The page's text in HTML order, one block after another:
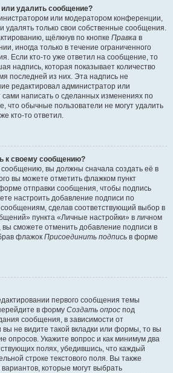
или удалить сообщение?
или модератором конференции,
удалять только свои собственные сообщения.
щёлкнув по кнопке Правка в
иногда только в течение ограниченного
Если кто-то уже ответил на сообщение, то
надпись, которая показывает количество
последней из них. Эта надпись не
редактировал администратор или
сами написать о сделанных изменениях по
что обычные пользователи не могут удалить
кто-то ответил.
к своему сообщению?
сообщению, вы должны сначала создать её в
вы можете отметить флажком пункт
отправки сообщения, чтобы подпись
настроить добавление подписи по
сделав соответствующий выбор в
пункта «Личные настройки» в личном
сможете отменить добавление подписи в
флажок Присоединить подпись в форме
первого сообщения темы
в форму Создать опрос под
сообщения, в зависимости от
вы не видите такой вкладки или формы, то вы
опросов. Укажите вопрос и как минимум два
полях, убедившись, что каждый
строке текстового поля. Вы также
которые могут выбрать